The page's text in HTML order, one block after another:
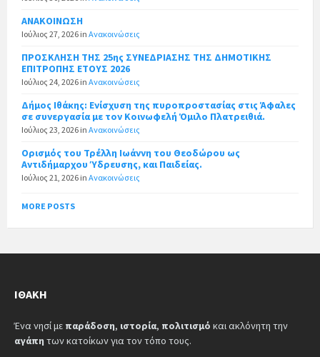
ΑΝΑΚΟΙΝΩΣΗ
Ιούλιος 27, 2026 in Ανακοινώσεις
ΠΡΟΣΚΛΗΣΗ ΤΗΣ 25ης ΣΥΝΕΔΡΙΑΣΗΣ ΤΗΣ ΔΗΜΟΤΙΚΗΣ
ΕΠΙΤΡΟΠΗΣ ΕΤΟΥΣ 2026
Ιούλιος 24, 2026 in Ανακοινώσεις
Δήμος Ιθάκης: Ενίσχυση της πυροπροστασίας στις Άφαλες
σε συνεργασία με τον Κοινωφελή Όμιλο Πλατρειθιά.
Ιούλιος 23, 2026 in Ανακοινώσεις
Ορισμός του Τρέλλη Ιωάννη του Θεοδώρου ως
Αντιδήμαρχου Ύδρευσης, και Παιδείας.
Ιούλιος 21, 2026 in Ανακοινώσεις
MORE POSTS
ΙΘΆΚΗ
Ένα νησί με παράδοση, ιστορία, πολιτισμό και ακλόνητη την
αγάπη των κατοίκων για τον τόπο τους.